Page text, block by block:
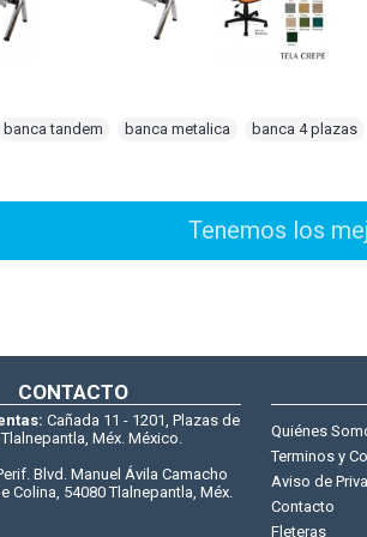
banca tandem banca metalica banca 4 plazas
CONTACTO
Cañada 11 - 1201, Plazas de
Méx. México.
Blvd. Manuel Ávila Camacho
Colina, 54080 Tlalnepantla, Méx.
Quiénes
Terminos y
Aviso de
Contacto
Fleteras